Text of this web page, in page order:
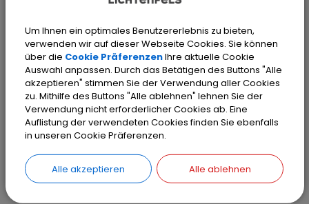
Komoot, einem Routenplaner mit Navigations-App,
eingetragen. Im Heft finden sich dazu mit Hilfe von
QR-Codes die direkten Links zu den Routen. So kann
man sich die Touren auch mit dem Smartphone
navigieren lassen.
Die kostenlose Broschüre ist bei der Tourist-
erhältlich.
Um Ihnen ein optimales Benutzererlebnis zu bieten,
verwenden wir auf dieser Webseite Cookies. Sie können
über die Cookie PräferenzenIhre aktuelle Cookie
Auswahl anpassen. Durch das Betätigen des Buttons "Alle
akzeptieren" stimmen Sie der Verwendung aller Cookies
zu. Mithilfe des Buttons "Alle ablehnen" lehnen Sie der
Verwendung nicht erforderlicher Cookies ab. Eine
Auflistung der verwendeten Cookies finden Sie ebenfalls
in unseren Cookie Präferenzen.
Alle akzeptieren Alle ablehnen